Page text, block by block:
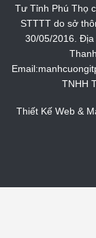
Tư Tỉnh Phú Thọ
STTTT do sở
30/05/2016. Địa
TNHH
Thiết Kế Web &